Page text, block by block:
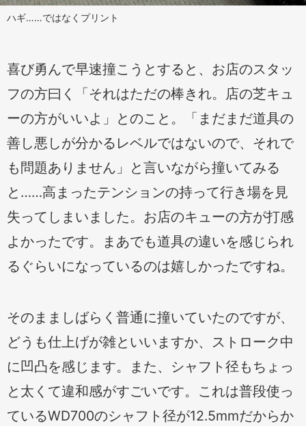
ハギ……ではなくプリント
喜び勇んで早速撞こうとすると、お店のスタッ
フの方曰く「それはただの棒きれ。店の芝キュ
ーの方がいいよ」とのこと。「まだまだ道具の
善し悪しが分かるレベルではないので、それで
も問題ありません」と言いながら撞いてみる
と……高まったテンションの持って行き場を見
失ってしまいました。お店のキューの方が打感
よかったです。まあでも道具の違いを感じられ
るぐらいになっているのは嬉しかったですね。
そのまましばらく普通に撞いていたのですが、
どうも仕上げが雑といいますか、ストローク中
に凹凸を感じます。また、シャフト径もちょっ
と太くて違和感がすごいです。これは普段使っ
ているWD700のシャフト径が12.5mmだからか